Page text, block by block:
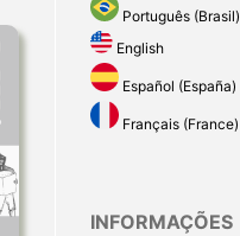
Português (Brasil)
English
Español (España)
Français (France)
INFORMAÇÕES